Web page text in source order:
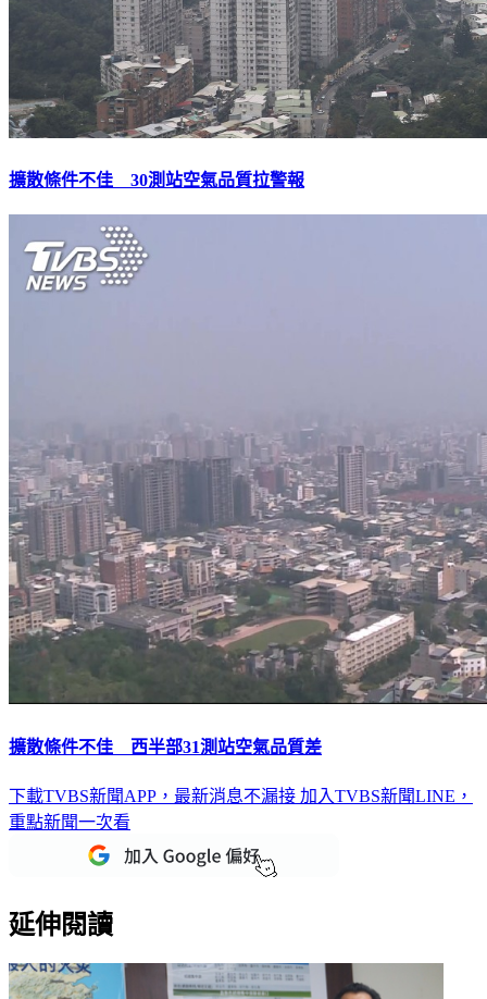
擴散條件不佳 30測站空氣品質拉警報
擴散條件不佳 西半部31測站空氣品質差
下載TVBS新聞APP，最新消息不漏接 加入TVBS新聞LINE，
重點新聞一次看
延伸閱讀